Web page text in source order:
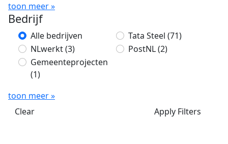
toon meer »
Bedrijf
Alle bedrijven Tata Steel (71)
NLwerkt(3) PostNL(2)
Gemeenteprojecten
(1)
toon meer »
Clear
Apply Filters